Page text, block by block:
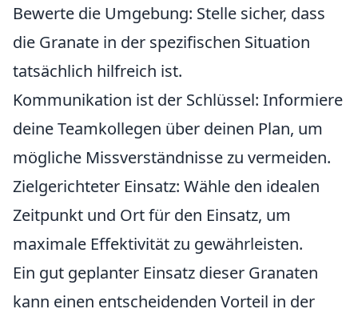
Bewerte die Umgebung: Stelle sicher, dass
die Granate in der spezifischen Situation
tatsächlich hilfreich ist.
Kommunikation ist der Schlüssel: Informiere
deine Teamkollegen über deinen Plan, um
mögliche Missverständnisse zu vermeiden.
Zielgerichteter Einsatz: Wähle den idealen
Zeitpunkt und Ort für den Einsatz, um
maximale Effektivität zu gewährleisten.
Ein gut geplanter Einsatz dieser Granaten
kann einen entscheidenden Vorteil in der